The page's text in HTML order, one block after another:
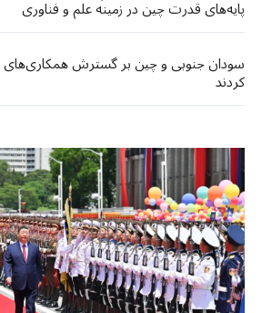
پایه‌های قدرت چین در زمینه علم و فناوری
سودان جنوبی و چین بر گسترش همکاری‌های
کردند